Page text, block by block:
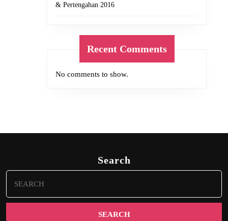
& Pertengahan 2016
Recent Comments
No comments to show.
Search
Search
for: